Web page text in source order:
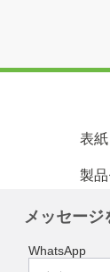
うに役
イ
表紙
製
顧
ニ
メッセー
WhatsApp